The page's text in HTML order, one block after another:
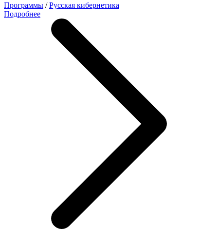
Программы /Русская кибернетика
Подробнее